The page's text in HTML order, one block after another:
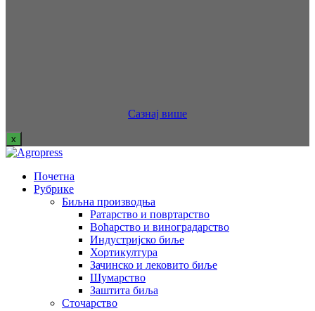
Сазнај више
x
Почетна
Рубрике
Биљна производња
Ратарство и повртарство
Воћарство и виноградарство
Индустријско биље
Хортикултура
Зачинско и лековито биље
Шумарство
Заштита биља
Сточарство